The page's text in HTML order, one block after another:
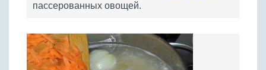
пассерованных овощей.